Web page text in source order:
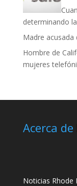
determinando
Madre acusada
Hombre de
mujeres
Acerca
Noticias Rhode